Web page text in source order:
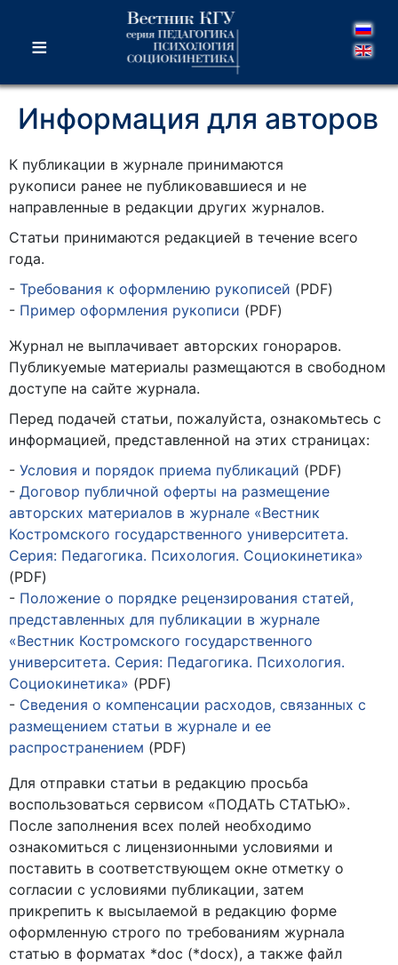
≡
Информация для авторов
К публикации в журнале принимаются
рукописи ранее не публиковавшиеся и не
направленные в редакции других журналов.
Статьи принимаются редакцией в течение всего
года.
Требования к оформлению рукописей (PDF)
Пример оформления рукописи (PDF)
Журнал не выплачивает авторских гонораров.
Публикуемые материалы размещаются в свободном
доступе на сайте журнала.
Перед подачей статьи, пожалуйста, ознакомьтесь с
информацией, представленной на этих страницах:
Условия и порядок приема публикаций (PDF)
Договор публичной оферты на размещение
авторских материалов в журнале «Вестник
Костромского государственного университета.
Серия: Педагогика. Психология. Социокинетика»
(PDF)
Положение о порядке рецензирования статей,
представленных для публикации в журнале
«Вестник Костромского государственного
университета. Серия: Педагогика. Психология.
Социокинетика» (PDF)
Сведения о компенсации расходов, связанных с
размещением статьи в журнале и ее
распространением (PDF)
Для отправки статьи в редакцию просьба
воспользоваться сервисом «ПОДАТЬ СТАТЬЮ».
После заполнения всех полей необходимо
ознакомиться с лицензионными условиями и
поставить в соответствующем окне отметку о
согласии с условиями публикации, затем
прикрепить к высылаемой в редакцию форме
оформленную строго по требованиям журнала
статью в форматах *doc (*docx), а также файл